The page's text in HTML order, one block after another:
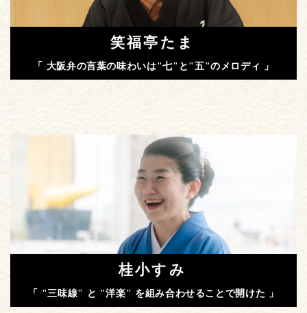
笑福亭たま
「 大阪弁の言葉の味わいは"七"と"五"のメロディ 」
桂小すみ
「 "三味線" と "洋楽" を組み合わせることで開けた 」